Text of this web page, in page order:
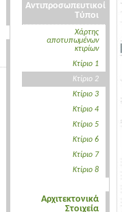
Αντιπροσωπευτικοί
Τύποι
Χάρτης
αποτυπωμένων
κτιρίων
Κτίριο 1
Κτίριο 2
Κτίριο 3
Κτίριο 4
Κτίριο 5
Κτίριο 6
Κτίριο 7
Κτίριο 8
Αρχιτεκτονικά
Στοιχεία